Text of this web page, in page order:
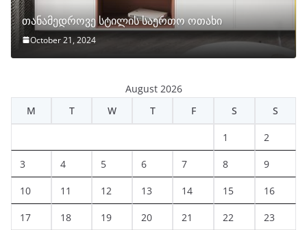
თანამედროვე სტილის საერთო ოთახი
October 21, 2024
August 2026
M
T W T F S S
1 2
3 4 5 6 7 8 9
10 11 12 13 14 15 16
17 18 19 20 21 22 23